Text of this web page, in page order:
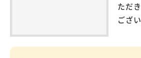
ただ
ござ